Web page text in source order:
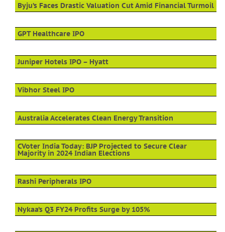
Byju’s Faces Drastic Valuation Cut Amid Financial Turmoil
GPT Healthcare IPO
Juniper Hotels IPO – Hyatt
Vibhor Steel IPO
Australia Accelerates Clean Energy Transition
CVoter India Today: BJP Projected to Secure Clear
Majority in 2024 Indian Elections
Rashi Peripherals IPO
Nykaa’s Q3 FY24 Profits Surge by 105%